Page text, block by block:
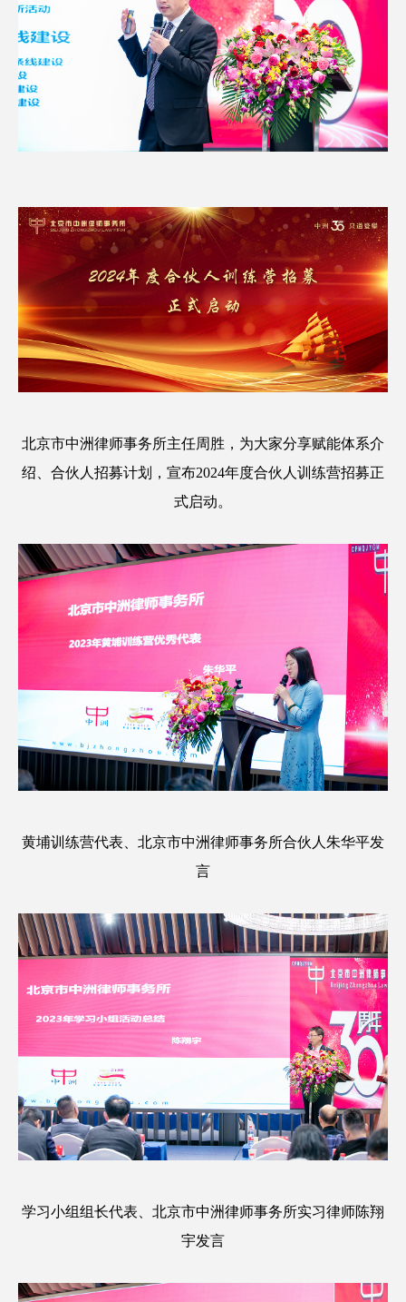
北京市中洲律师事务所主任周胜，为大家分享赋能体系介
绍、合伙人招募计划，宣布2024年度合伙人训练营招募正
式启动。
黄埔训练营代表、北京市中洲律师事务所合伙人朱华平发
言
学习小组组长代表、北京市中洲律师事务所实习律师陈翔
宇发言